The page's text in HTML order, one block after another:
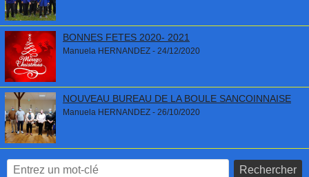
BONNES FETES 2020- 2021
Manuela HERNANDEZ - 24/12/2020
NOUVEAU BUREAU DE LA BOULE SANCOINNAISE
Manuela HERNANDEZ - 26/10/2020
Rechercher